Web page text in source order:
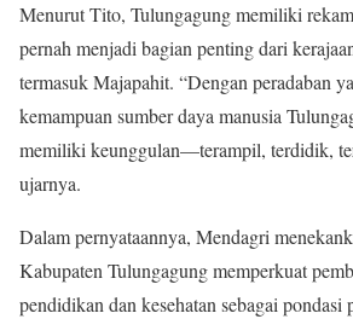
Menurut Tito, Tulungagung memiliki
pernah menjadi bagian penting dari
termasuk Majapahit. “Dengan peradaban
kemampuan sumber daya manusia
memiliki keunggulan—terampil, terdidik,
ujarnya.
Dalam pernyataannya, Mendagri
Kabupaten Tulungagung memperkuat
pendidikan dan kesehatan sebagai pondasi